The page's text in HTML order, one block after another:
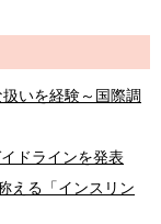
いを経験～国際調
ドラインを発表
える「インスリン